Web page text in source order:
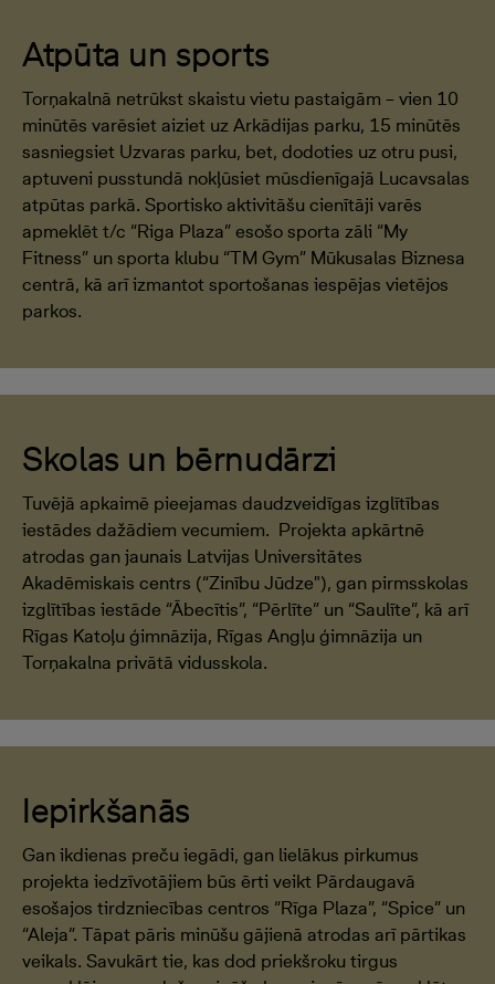
Atpūta un sports
Torņakalnā netrūkst skaistu vietu pastaigām – vien 10
minūtēs varēsiet aiziet uz Arkādijas parku, 15 minūtēs
sasniegsiet Uzvaras parku, bet, dodoties uz otru pusi,
aptuveni pusstundā nokļūsiet mūsdienīgajā Lucavsalas
atpūtas parkā. Sportisko aktivitāšu cienītāji varēs
apmeklēt t/c “Riga Plaza” esošo sporta zāli “My
Fitness” un sporta klubu “TM Gym” Mūkusalas Biznesa
centrā, kā arī izmantot sportošanas iespējas vietējos
parkos.
Skolas un bērnudārzi
Tuvējā apkaimē pieejamas daudzveidīgas izglītības
iestādes dažādiem vecumiem. Projekta apkārtnē
atrodas gan jaunais Latvijas Universitātes
Akadēmiskais centrs (“Zinību Jūdze"), gan pirmsskolas
izglītības iestāde “Ābecītis”, “Pērlīte” un “Saulīte”, kā arī
Rīgas Katoļu ģimnāzija, Rīgas Angļu ģimnāzija un
Torņakalna privātā vidusskola.
Iepirkšanās
Gan ikdienas preču iegādi, gan lielākus pirkumus
projekta iedzīvotājiem būs ērti veikt Pārdaugavā
esošajos tirdzniecības centros “Rīga Plaza”, “Spice” un
“Aleja”. Tāpat pāris minūšu gājienā atrodas arī pārtikas
veikals. Savukārt tie, kas dod priekšroku tirgus